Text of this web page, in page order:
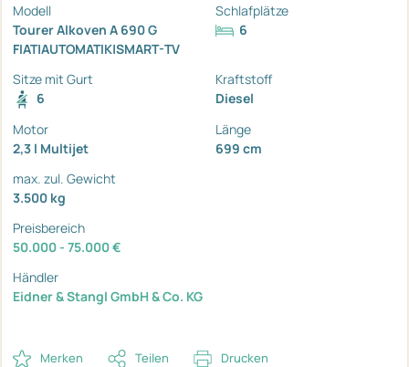
Modell
Tourer Alkoven A 690 G
FIAT|AUTOMATIK|SMART-TV
Schlafplätze
6
Sitze mit Gurt
6
Kraftstoff
Diesel
Motor
2,3 l Multijet
Länge
699 cm
max. zul. Gewicht
3.500 kg
Preisbereich
50.000 - 75.000 €
Händler
Eidner & Stangl GmbH & Co. KG
Merken Teilen Drucken